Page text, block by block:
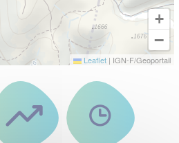
+
−
Leaflet | IGN-F/Geoportail